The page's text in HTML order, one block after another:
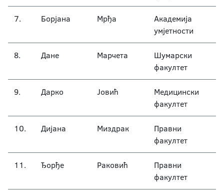
7. Борјана Мрђа
Академија
умјетности
8. Дане Марчета
Шумарски
факултет
9. Дарко Јовић
Медицински
факултет
10. Дијана Миздрак
Правни
факултет
11. Ђорђе Раковић
Правни
факултет